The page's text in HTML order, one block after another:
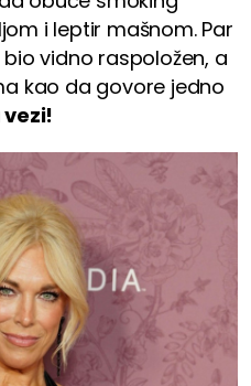
i leptir mašnom. Par
vidno raspoložen, a
kao da govore jedno